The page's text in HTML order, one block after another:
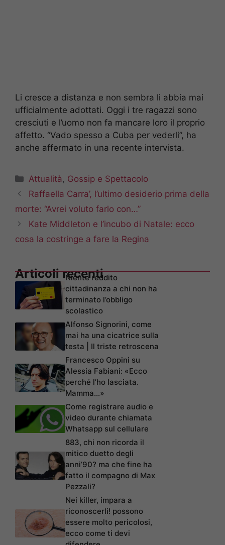
Li cresce a distanza e non sembra li abbia mai
ufficialmente adottati. Oggi i tre ragazzi sono
cresciuti e l’uomo non fa mancare loro il proprio
affetto. “Vado spesso a Cuba per vederli”, ha
anche affermato in una recente intervista.
Categorie
Attualità , Gossip e Spettacolo
Raffaella Carra’, l’ultimo desiderio prima della
morte: “Avrei voluto farlo con…”
Kate Middleton e l’incubo di Natale: ecco
cosa la costringe a fare la Regina
Articoli recenti
Niente reddito
cittadinanza a chi non ha
terminato l’obbligo
scolastico
Alfonso Signorini, come
mai ha una cicatrice sulla
testa | Il triste retroscena
Francesco Oppini su
Alessia Fabiani: «Ecco
perché l’ho lasciata.
Mamma…»
Come registrare audio e
video durante chiamata
Whatsapp sul cellulare
883, chi non ricorda il
mitico duetto degli
anni’90? ma che fine ha
fatto il compagno di Max
Pezzali?
Nei killer, impara a
riconoscerli! possono
essere molto pericolosi,
ecco come ti devi